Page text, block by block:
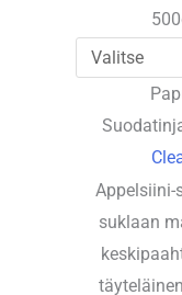
Appelsiini-
suklaan